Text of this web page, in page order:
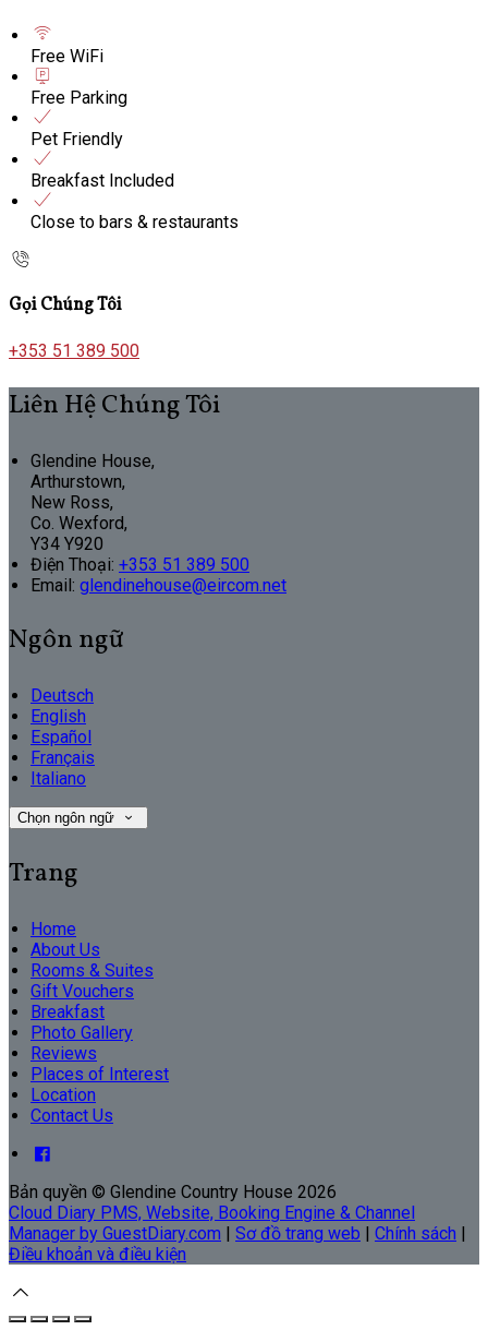
Free WiFi
Free Parking
Pet Friendly
Breakfast Included
Close to bars & restaurants
Gọi Chúng Tôi
+353 51 389 500
Liên Hệ Chúng Tôi
Glendine House,
Arthurstown,
New Ross,
Co. Wexford,
Y34 Y920
Điện Thoại: +353 51 389 500
Email: glendinehouse@eircom.net
Ngôn ngữ
Deutsch
English
Español
Français
Italiano
Chọn ngôn ngữ
Trang
Home
About Us
Rooms & Suites
Gift Vouchers
Breakfast
Photo Gallery
Reviews
Places of Interest
Location
Contact Us
Bản quyền © Glendine Country House 2026
Cloud Diary PMS, Website, Booking Engine & Channel
Manager by GuestDiary.com
Sơ đồ trang web Chính sách
Điều khoản và điều kiện